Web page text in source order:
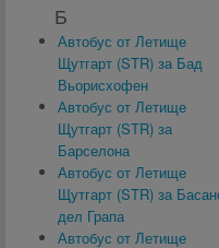
Б
Автобус от Летище
Щутгарт (STR) за Бад
Вьорисхофен
Автобус от Летище
Щутгарт (STR) за
Барселона
Автобус от Летище
Щутгарт (STR) за
дел Грапа
Автобус от Летище